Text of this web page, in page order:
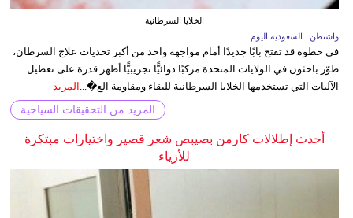
الخلايا السرطانية
واشنطن ـ السعودية اليوم
في خطوة قد تفتح بابًا جديدًا أمام مواجهة واحد من أكبر تحديات علاج السرطان،
طوّر باحثون في الولايات المتحدة مركبًا دوائيًّا تجريبيًّا أظهر قدرة على تعطيل
الآليات التي تستخدمها الخلايا السرطانية للبقاء ومقاومة الع�...
المزيد
المزيد من التحقيقات السياحية
أحدث إطلالات كارمن بصيبص شعر قصير واختيارات مبتكرة
للأزياء